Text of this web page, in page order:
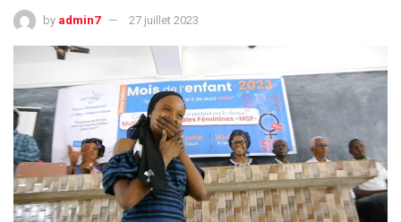
by admin7 27 juillet 2023